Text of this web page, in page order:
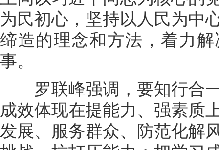
为民初心，坚持以人民为中
缔造的理念和方法，着力
事。
罗联峰强调，要知行合一
成效体现在提能力、强素质
发展、服务群众、防范化解